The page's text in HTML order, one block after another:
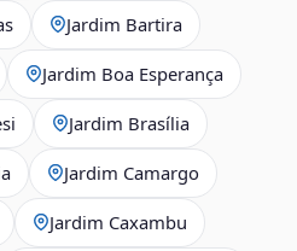
Jardim Bartira
Jardim Boa Esperança
Jardim Brasília
Jardim Camargo
Jardim Caxambu